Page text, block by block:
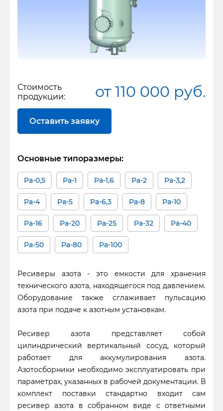
Стоимость
продукции:
от 110 000 руб.
Оставить заявку
Основные типоразмеры:
Ра-0,5 Ра-1 Ра-1,6 Ра-2 Ра-3,2
Ра-4 Ра-5 Ра-6,3 Ра-8 Ра-10
Ра-16 Ра-20 Ра-25 Ра-32 Ра-40
Ра-50 Ра-80 Ра-100
Ресиверы азота - это емкости для хранения
технического азота, находящегося под давлением.
Оборудование также сглаживает пульсацию
азота при подаче к азотным установкам.
Ресивер азота представляет собой
цилиндрический вертикальный сосуд, который
работает для аккумулирования азота.
Азотосборники необходимо эксплуатировать при
параметрах, указанных в рабочей документации. В
комплект поставки стандартно входит сам
ресивер азота в собранном виде с ответными